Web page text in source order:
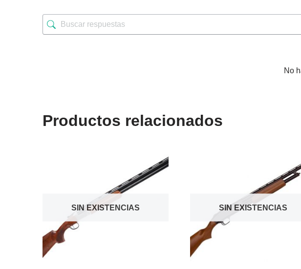
No
Productos relacionados
SIN EXISTENCIAS SIN EXISTENCIAS